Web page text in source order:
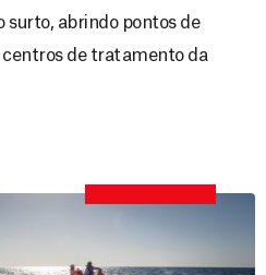
surto, abrindo pontos de
centros de tratamento da